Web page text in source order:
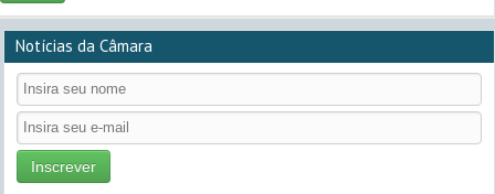
Notícias da Câmara
Inscrever